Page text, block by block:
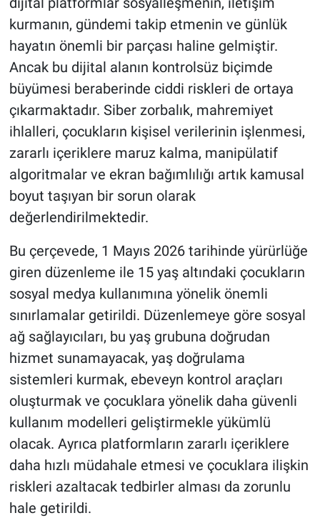
kurmanın, gündemi takip etmenin ve günlük
hayatın önemli bir parçası haline gelmiştir.
Ancak bu dijital alanın kontrolsüz biçimde
büyümesi beraberinde ciddi riskleri de ortaya
çıkarmaktadır. Siber zorbalık, mahremiyet
ihlalleri, çocukların kişisel verilerinin işlenmesi,
zararlı içeriklere maruz kalma, manipülatif
algoritmalar ve ekran bağımlılığı artık kamusal
boyut taşıyan bir sorun olarak
değerlendirilmektedir.
Bu çerçevede, 1 Mayıs 2026 tarihinde yürürlüğe
giren düzenleme ile 15 yaş altındaki çocukların
sosyal medya kullanımına yönelik önemli
sınırlamalar getirildi. Düzenlemeye göre sosyal
ağ sağlayıcıları, bu yaş grubuna doğrudan
hizmet sunamayacak, yaş doğrulama
sistemleri kurmak, ebeveyn kontrol araçları
oluşturmak ve çocuklara yönelik daha güvenli
kullanım modelleri geliştirmekle yükümlü
olacak. Ayrıca platformların zararlı içeriklere
daha hızlı müdahale etmesi ve çocuklara ilişkin
riskleri azaltacak tedbirler alması da zorunlu
hale getirildi.
Astroloji-Rüya